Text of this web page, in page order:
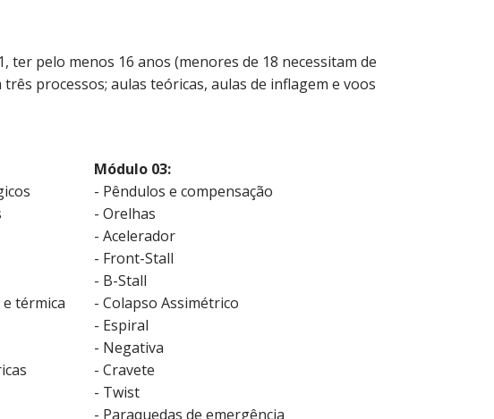
pelo menos 16 anos (menores de 18 necessitam de
processos; aulas teóricas, aulas de inflagem e voos
e térmica
Módulo 03:
- Pêndulos e compensação
- Orelhas
- Acelerador
- Front-Stall
- B-Stall
- Colapso Assimétrico
- Espiral
- Negativa
- Cravete
- Twist
- Paraquedas de emergência